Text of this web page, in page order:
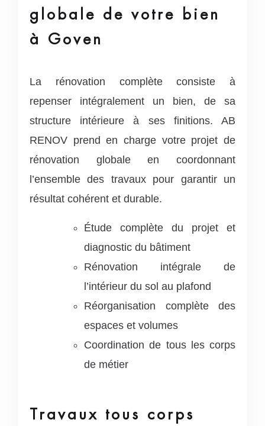
globale de votre bien
à Goven
La rénovation complète consiste à
repenser intégralement un bien, de sa
structure intérieure à ses finitions. AB
RENOV prend en charge votre projet de
rénovation globale en coordonnant
l’ensemble des travaux pour garantir un
résultat cohérent et durable.
Étude complète du projet et
diagnostic du bâtiment
Rénovation intégrale de
l’intérieur du sol au plafond
Réorganisation complète des
espaces et volumes
Coordination de tous les corps
de métier
Travaux tous corps